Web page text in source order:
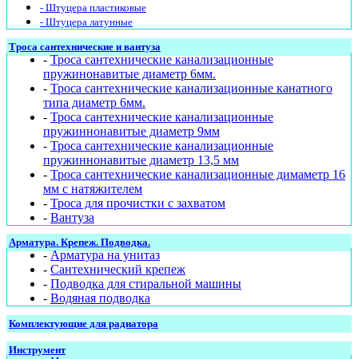
- Штуцера пластиковые
- Штуцера латунные
Троса сантехнические и вантуза
-Троса сантехнические канализационные
пружинонавитые диаметр 6мм.
- Троса сантехнические канализационные канатного
типа диаметр 6мм.
- Троса сантехнические канализационные
пружиннонавитые диаметр 9мм
- Троса сантехнические канализационные
пружиннонавитые диаметр 13,5 мм
- Троса сантехнические канализационные димаметр 16
мм с натяжителем
- Троса для прочистки с захватом
- Вантуза
Арматура. Крепеж. Подводка.
-Арматура на унитаз
- Сантехнический крепеж
- Подводка для стиральной машины
- Водяная подводка
Комплектующие для радиатора
Инструмент